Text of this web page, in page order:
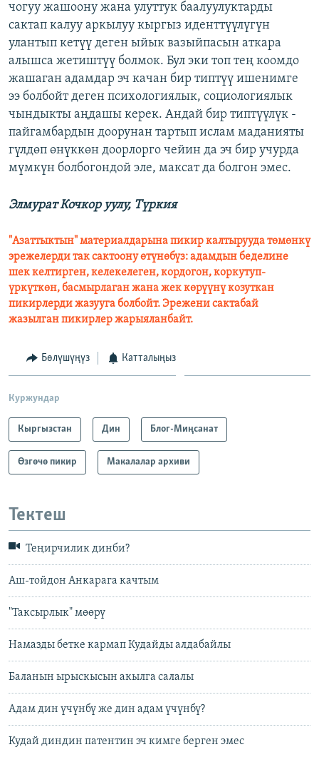
чогуу жашоону жана улуттук баалуулуктарды
сактап калуу аркылуу кыргыз иденттүүлүгүн
улантып кетүү деген ыйык вазыйпасын аткара
алышса жетиштүү болмок. Бул эки топ тең коомдо
жашаган адамдар эч качан бир типтүү ишенимге
ээ болбойт деген психологиялык, социологиялык
чындыкты аңдашы керек. Андай бир типтүүлүк -
пайгамбардын доорунан тартып ислам маданияты
гүлдөп өнүккөн доорлорго чейин да эч бир учурда
мүмкүн болбогондой эле, максат да болгон эмес.
Элмурат Кочкор уулу, Түркия
"Азаттыктын" материалдарына пикир калтырууда төмөнкү
эрежелерди так сактоону өтүнөбүз: адамдын беделине
шек келтирген, келекелеген, кордогон, коркутуп-
үркүткөн, басмырлаган жана жек көрүүнү козуткан
пикирлерди жазууга болбойт. Эрежени сактабай
жазылган пикирлер жарыяланбайт.
Бөлүшүңүз Катталыңыз
Куржундар
Кыргызстан Дин Блог-Миңсанат
Өзгөчө пикир Макалалар архиви
Тектеш
Теңирчилик динби?
Аш-тойдон Анкарага качтым
"Таксырлык" мөөрү
Намазды бетке кармап Кудайды алдабайлы
Баланын ырыскысын акылга салалы
Адам дин үчүнбү же дин адам үчүнбү?
Кудай диндин патентин эч кимге берген эмес